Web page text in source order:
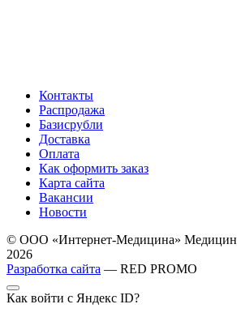
Контакты
Распродажа
Базисрубли
Доставка
Оплата
Как оформить заказ
Карта сайта
Вакансии
Новости
© ООО «Интернет-Медицина»
2026
Разработка сайта — RED PROMO
Как войти с Яндекс ID?